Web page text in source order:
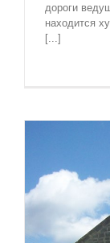
дороги
находится
[...]